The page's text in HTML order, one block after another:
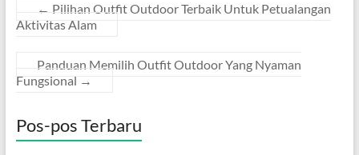
← Pilihan Outfit Outdoor Terbaik Untuk Petualangan
Aktivitas Alam
Panduan Memilih Outfit Outdoor Yang Nyaman
Fungsional →
Pos-pos Terbaru